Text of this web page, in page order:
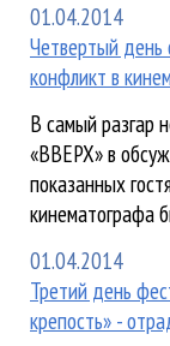
01.04.2014
Четвертый день
конфликт в
В самый разгар
«ВВЕРХ» в
показанных
кинематографа
01.04.2014
Третий день
крепость» -